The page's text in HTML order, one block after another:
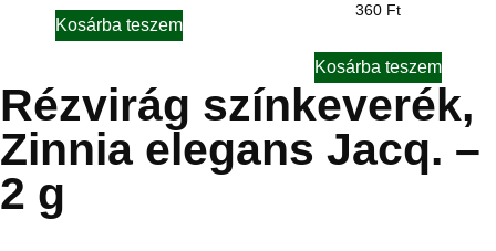
Kosárba teszem
360 Ft
Kosárba teszem
Rézvirág színkeverék,
Zinnia elegans Jacq. –
2 g